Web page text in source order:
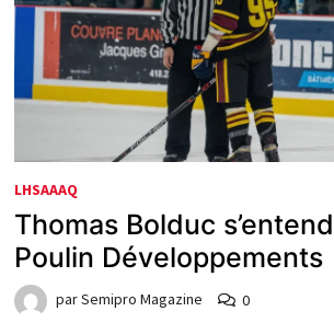
LHSAAAQ
Thomas Bolduc
Poulin Développements
parSemipro Magazine 0